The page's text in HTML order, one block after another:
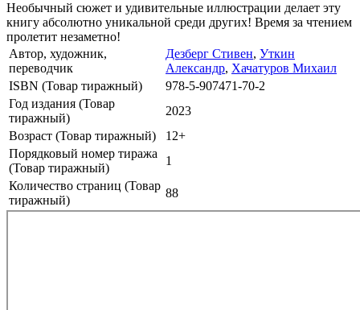
Необычный сюжет и удивительные иллюстрации делает эту
книгу абсолютно уникальной среди других! Время за чтением
пролетит незаметно!
Автор, художник,
переводчик
Дезберг Стивен, Уткин
Александр, Хачатуров Михаил
ISBN (Товар тиражный)
978-5-907471-70-2
Год издания (Товар
тиражный)
2023
Возраст (Товар тиражный)
12+
Порядковый номер тиража
(Товар тиражный)
1
Количество страниц (Товар
тиражный)
88